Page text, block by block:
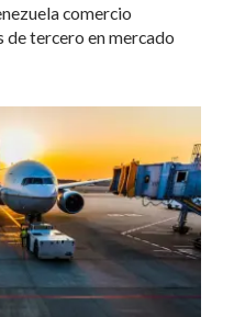
comercio
de tercero en mercado